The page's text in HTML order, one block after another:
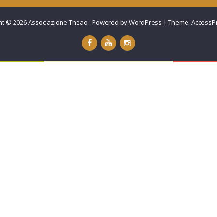
© 2026Associazione Theao . Powered by WordPress | Theme: